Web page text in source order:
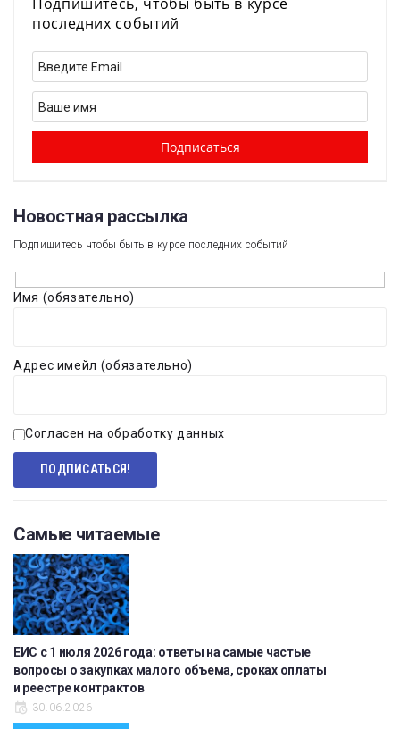
последних событий
Новостная рассылка​
Подпишитесь чтобы быть в курсе последних событий
Имя (обязательно)
Адрес имейл (обязательно)
Согласен на обработку данных
Самые читаемые
ЕИС с 1 июля 2026 года: ответы на самые частые
вопросы о закупках малого объема, сроках оплаты
и реестре контрактов
30.06.2026